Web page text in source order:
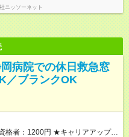
ニッソーネット
病院での休日救急窓
／ブランクOK
★キャリアアップ制